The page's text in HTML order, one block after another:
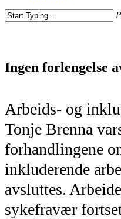
Ingen forlengelse
Arbeids- og
Tonje Brenna
forhandlingene
inkluderende
avsluttes.
sykefravær